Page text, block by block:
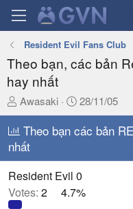
Resident Evil Fans Club
Theo bạn, các bản
hay nhất
T
h
e
a
d
s
t
Awasaki
N
g
à
g
ử
i
28/11/05
Theo bạn các bản
nhất
Resident Evil 0
Votes: 2 4.7%